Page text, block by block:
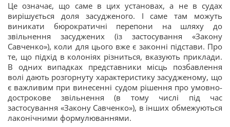
Це означає, що саме в цих установах, а не в судах
вирішується доля засудженого. І саме там можуть
виникати бюрократичні перепони на шляху до
звільнення засуджених (із застосування «Закону
Савченко»), коли для цього вже є законні підстави. Про
те, що підхід в колоніях різниться, вказують приклади.
В одних випадках представники місць позбавлення
волі дають розгорнуту характеристику засудженому, що
є важливим при винесенні судом рішення про умовно-
дострокове звільнення (в тому числі під час
застосування «Закону Савченко»), в інших обмежуються
лаконічними формулюваннями.